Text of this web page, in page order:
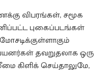
விபரங்கள், சமூக
புகைப்படங்கள்
தவறுதலாக ஒரு
கிளிக் செய்தாலுமே,